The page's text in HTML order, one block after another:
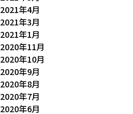
2021年4月
2021年3月
2021年1月
2020年11月
2020年10月
2020年9月
2020年8月
2020年7月
2020年6月